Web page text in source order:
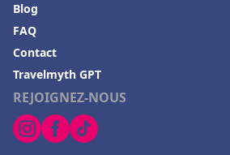
Hôtels à Thannenkirch
Hôtels à Vidauban
Hôtels à Taghazout
Hôtels à Grenoble
Hôtels à Magalluf
REJOIGNEZ-NOUS
Blog
FAQ
Contact
Travelmyth GPT